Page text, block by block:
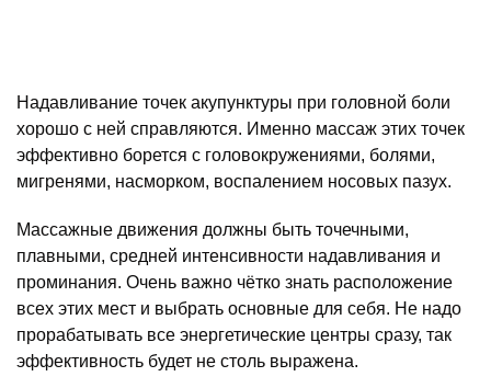
Надавливание точек акупунктуры при головной боли
хорошо с ней справляются. Именно массаж этих точек
эффективно борется с головокружениями, болями,
мигренями, насморком, воспалением носовых пазух.
Массажные движения должны быть точечными,
плавными, средней интенсивности надавливания и
проминания. Очень важно чётко знать расположение
всех этих мест и выбрать основные для себя. Не надо
прорабатывать все энергетические центры сразу, так
эффективность будет не столь выражена.